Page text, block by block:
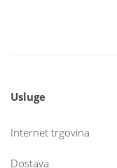
Usluge
Internet trgovina
Dostava